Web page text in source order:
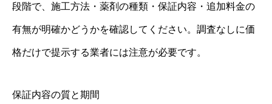
段階で、施工方法・薬剤の種類・保証内容・追加料金の
有無が明確かどうかを確認してください。調査なしに価
格だけで提示する業者には注意が必要です。
保証内容の質と期間